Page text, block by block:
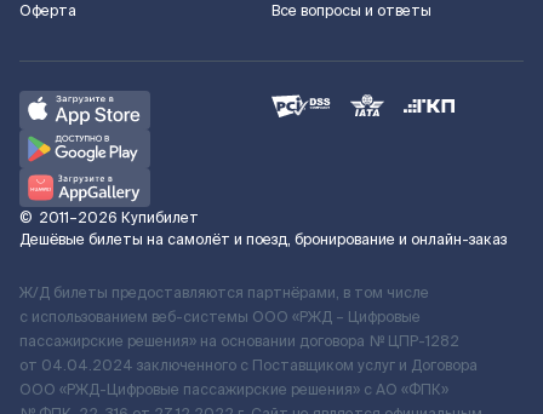
Оферта
Все вопросы и ответы
© 2011–2026 Купибилет
Дешёвые билеты на самолёт и поезд, бронирование и онлайн-заказ
Ж/Д билеты предоставляются партнёрами, в том числе
с использованием веб-системы ООО «РЖД – Цифровые
пассажирские решения» на основании договора № ЦПР-1282
от 04.04.2024 заключенного с Поставщиком услуг и Договора
ООО «РЖД-Цифровые пассажирские решения» c АО «ФПК»